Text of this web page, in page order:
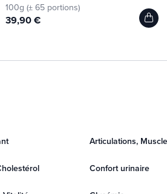
100g (± 65 portions)
39,90 €
Articulations,
Confort urinaire